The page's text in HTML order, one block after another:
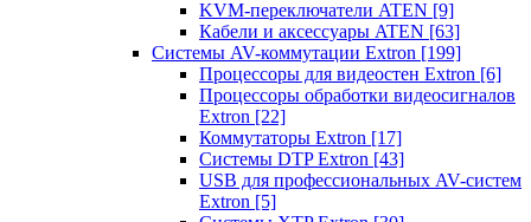
KVM-переключатели ATEN [9]
Кабели и аксессуары ATEN [63]
Системы AV-коммутации Extron [199]
Процессоры для видеостен Extron [6]
Процессоры обработки видеосигналов
Extron [22]
Коммутаторы Extron [17]
Системы DTP Extron [43]
USB для профессиональных AV-систем
Extron [5]